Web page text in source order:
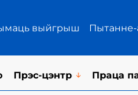
выйгрыш Пытанне-
Прэс-цэнтр Праца